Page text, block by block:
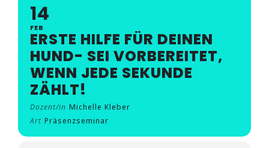
14
FEB
ERSTE HILFE FÜR DEINEN
HUND- SEI VORBEREITET,
WENN JEDE SEKUNDE
ZÄHLT!
Dozent/in Michelle Kleber
Art Präsenzseminar